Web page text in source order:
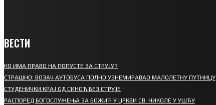
ВЕСТИ
КО ИМА ПРАВО НА ПОПУСТЕ ЗА СТРУЈУ?
СТРАШНО: ВОЗАЧ АУТОБУСА ПОЛНО УЗНЕМИРАВАО МАЛОЛЕТНУ ПУТНИЦУ
СТУДЕНИЧКИ КРАЈ ОД СИНОЋ БЕЗ СТРУЈЕ
РАСПОРЕД БОГОСЛУЖЕЊА ЗА БОЖИЋ У ЦРКВИ СВ. НИКОЛЕ У УШЋУ